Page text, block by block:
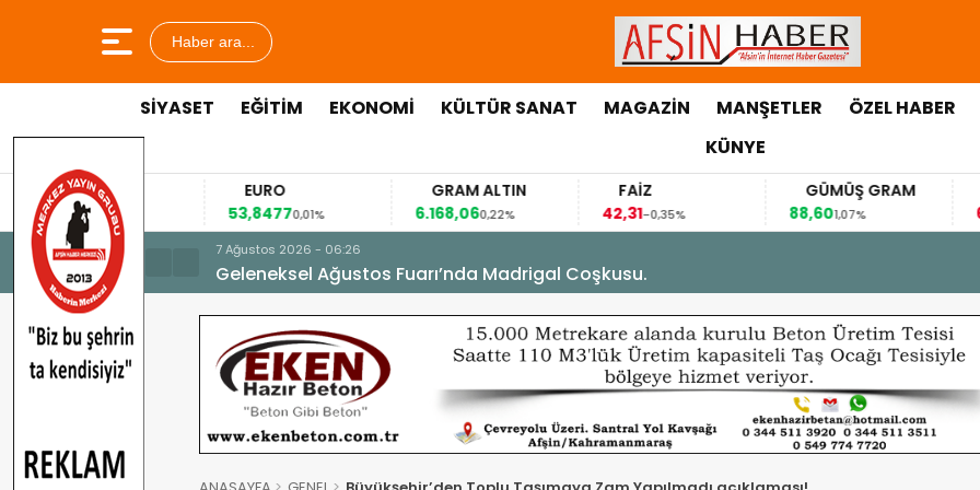
Haber ara...
SİYASET EĞİTİM EKONOMİ KÜLTÜR SANAT MAGAZİN MANŞETLER ÖZEL HABER
KÜNYE
BIST 100
13.943,87
47,3391
EURO
53,8477
6.168,06
FAİZ
42,31
6 Ağustos 2026 - 16:25
Büyükşehirden Gerçeği Aratmayan Yangın ve Kurtarma Tatbikatı.